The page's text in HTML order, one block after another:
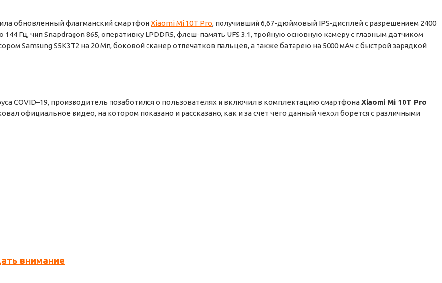
обновленный флагманский смартфонXiaomi Mi 10T Pro, получивший 6,67-дюймовый IPS-дисплей с разрешением 2400
Гц, чип Snapdragon 865, оперативку LPDDR5, флеш-память UFS 3.1, тройную основную камеру с главным датчиком
Samsung S5K3T2 на 20 Мп, боковой сканер отпечатков пальцев, а также батарею на 5000 мАч с быстрой зарядкой
COVID–19, производитель позаботился о пользователях и включил в комплектацию смартфонаXiaomi Mi 10T Pro
официальное видео, на котором показано и рассказано, как и за счет чего данный чехол борется с различными
внимание